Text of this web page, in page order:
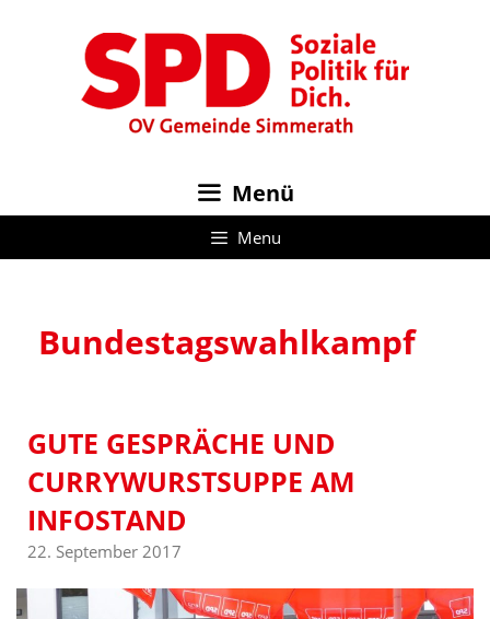
Menü
Menu
Bundestagswahlkampf
GUTE GESPRÄCHE UND
CURRYWURSTSUPPE AM
INFOSTAND
22. September 2017